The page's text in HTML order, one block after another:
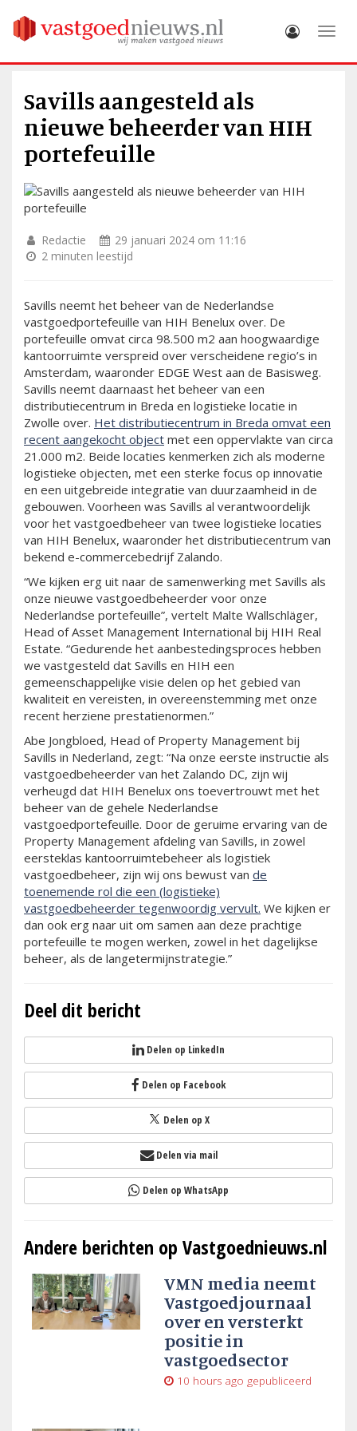
Savills aangesteld als
nieuwe beheerder van HIH
portefeuille
Redactie
29 januari 2024 om 11:16
2 minuten leestijd
Savills neemt het beheer van de Nederlandse
vastgoedportefeuille van HIH Benelux over. De
portefeuille omvat circa 98.500 m2 aan hoogwaardige
kantoorruimte verspreid over verscheidene regio’s in
Amsterdam, waaronder EDGE West aan de Basisweg.
Savills neemt daarnaast het beheer van een
distributiecentrum in Breda en logistieke locatie in
Zwolle over. Het distributiecentrum in Breda omvat een
recent aangekocht object met een oppervlakte van circa
21.000 m2. Beide locaties kenmerken zich als moderne
logistieke objecten, met een sterke focus op innovatie
en een uitgebreide integratie van duurzaamheid in de
gebouwen. Voorheen was Savills al verantwoordelijk
voor het vastgoedbeheer van twee logistieke locaties
van HIH Benelux, waaronder het distributiecentrum van
bekend e-commercebedrijf Zalando.
“We kijken erg uit naar de samenwerking met Savills als
onze nieuwe vastgoedbeheerder voor onze
Nederlandse portefeuille”, vertelt Malte Wallschläger,
Head of Asset Management International bij HIH Real
Estate. “Gedurende het aanbestedingsproces hebben
we vastgesteld dat Savills en HIH een
gemeenschappelijke visie delen op het gebied van
kwaliteit en vereisten, in overeenstemming met onze
recent herziene prestatienormen.”
Abe Jongbloed, Head of Property Management bij
Savills in Nederland, zegt: “Na onze eerste instructie als
vastgoedbeheerder van het Zalando DC, zijn wij
verheugd dat HIH Benelux ons toevertrouwt met het
beheer van de gehele Nederlandse
vastgoedportefeuille. Door de geruime ervaring van de
Property Management afdeling van Savills, in zowel
eersteklas kantoorruimtebeheer als logistiek
vastgoedbeheer, zijn wij ons bewust van de
toenemende rol die een (logistieke)
vastgoedbeheerder tegenwoordig vervult. We kijken er
dan ook erg naar uit om samen aan deze prachtige
portefeuille te mogen werken, zowel in het dagelijkse
beheer, als de langetermijnstrategie.”
Deel dit bericht
Delen op LinkedIn
Delen op Facebook
Delen op X
Delen via mail
Delen op WhatsApp
Andere berichten op Vastgoednieuws.nl
VMN media neemt
Vastgoedjournaal
over en versterkt
positie in
vastgoedsector
10 hours ago gepubliceerd